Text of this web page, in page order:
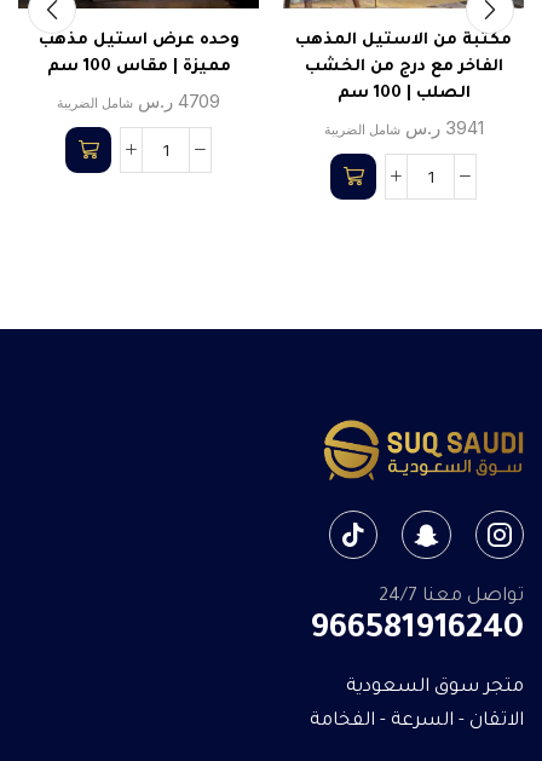
مكتبة من الاستيل المذهب
الفاخر مع درج من الخشب
الصلب | 100 سم
3941 ر.س شامل الضريبة
وحده عرض استيل مذهب
مميزة | مقاس 100 سم
4709 ر.س شامل الضريبة
تواصل معنا 24/7
966581916240
متجر سوق السعودية
الاتقان - السرعة - الفخامة